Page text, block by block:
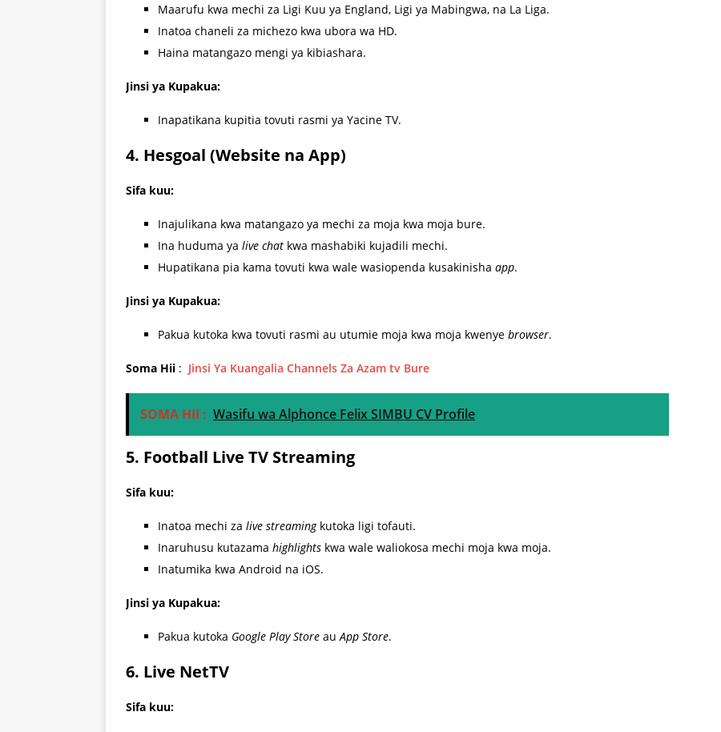
Maarufu kwa mechi za Ligi Kuu ya England, Ligi ya Mabingwa, na La Liga.
Inatoa chaneli za michezo kwa ubora wa HD.
Haina matangazo mengi ya kibiashara.
Jinsi ya Kupakua:
Inapatikana kupitia tovuti rasmi ya Yacine TV.
4. Hesgoal (Website na App)
Sifa kuu:
Inajulikana kwa matangazo ya mechi za moja kwa moja bure.
Ina huduma ya live chat kwa mashabiki kujadili mechi.
Hupatikana pia kama tovuti kwa wale wasiopenda kusakinisha app.
Jinsi ya Kupakua:
Pakua kutoka kwa tovuti rasmi au utumie moja kwa moja kwenye browser.
Soma Hii : Jinsi Ya Kuangalia Channels Za Azam tv Bure
SOMA HII : Wasifu wa Alphonce Felix SIMBU CV Profile
5. Football Live TV Streaming
Sifa kuu:
Inatoa mechi za live streamingkutoka ligi tofauti.
Inaruhusu kutazama highlights kwa wale waliokosa mechi moja kwa moja.
Inatumika kwa Android na iOS.
Jinsi ya Kupakua:
Pakua kutoka Google Play Store auApp Store.
6. Live NetTV
Sifa kuu: